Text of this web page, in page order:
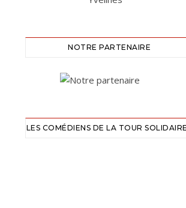
NOTRE PARTENAIRE
LES COMÉDIENS DE LA TOUR